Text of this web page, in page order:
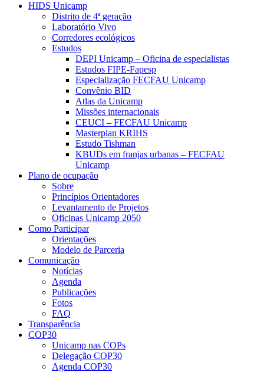
HIDS Unicamp
Distrito de 4ª geração
Laboratório Vivo
Corredores ecológicos
Estudos
DEPI Unicamp – Oficina de especialistas
Estudos FIPE-Fapesp
Especialização FECFAU Unicamp
Convênio BID
Atlas da Unicamp
Missões internacionais
CEUCI – FECFAU Unicamp
Masterplan KRIHS
Estudo Tishman
KBUDs em franjas urbanas – FECFAU
Unicamp
Plano de ocupação
Sobre
Princípios Orientadores
Levantamento de Projetos
Oficinas Unicamp 2050
Como Participar
Orientações
Modelo de Parceria
Comunicação
Notícias
Agenda
Publicações
Fotos
FAQ
Transparência
COP30
Unicamp nas COPs
Delegação COP30
Agenda COP30